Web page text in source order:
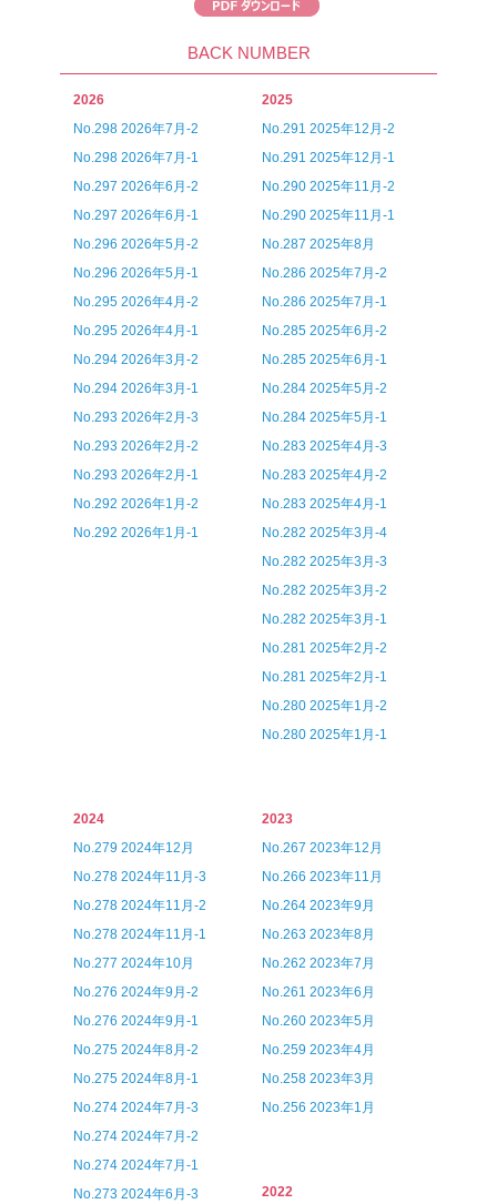
BACK NUMBER
2026
No.298 2026年7月-2
No.298 2026年7月-1
No.297 2026年6月-2
No.297 2026年6月-1
No.296 2026年5月-2
No.296 2026年5月-1
No.295 2026年4月-2
No.295 2026年4月-1
No.294 2026年3月-2
No.294 2026年3月-1
No.293 2026年2月-3
No.293 2026年2月-2
No.293 2026年2月-1
No.292 2026年1月-2
No.292 2026年1月-1
2025
No.291 2025年12月-2
No.291 2025年12月-1
No.290 2025年11月-2
No.290 2025年11月-1
No.287 2025年8月
No.286 2025年7月-2
No.286 2025年7月-1
No.285 2025年6月-2
No.285 2025年6月-1
No.284 2025年5月-2
No.284 2025年5月-1
No.283 2025年4月-3
No.283 2025年4月-2
No.283 2025年4月-1
No.282 2025年3月-4
No.282 2025年3月-3
No.282 2025年3月-2
No.282 2025年3月-1
No.281 2025年2月-2
No.281 2025年2月-1
No.280 2025年1月-2
No.280 2025年1月-1
2024
No.279 2024年12月
No.278 2024年11月-3
No.278 2024年11月-2
No.278 2024年11月-1
No.277 2024年10月
No.276 2024年9月-2
No.276 2024年9月-1
No.275 2024年8月-2
No.275 2024年8月-1
No.274 2024年7月-3
No.274 2024年7月-2
No.274 2024年7月-1
No.273 2024年6月-3
2023
No.267 2023年12月
No.266 2023年11月
No.264 2023年9月
No.263 2023年8月
No.262 2023年7月
No.261 2023年6月
No.260 2023年5月
No.259 2023年4月
No.258 2023年3月
No.256 2023年1月
2022